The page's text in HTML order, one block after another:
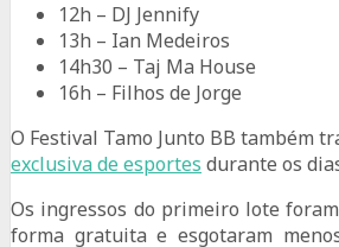
12h – DJ Jennify
13h – Ian Medeiros
14h30 – Taj Ma House
16h – Filhos de Jorge
O Festival Tamo Junto BB também
exclusiva de esportes durante os
Os ingressos do primeiro lote
forma gratuita e esgotaram